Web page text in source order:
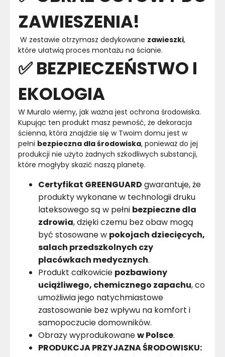
ZAWIESZENIA!
W zestawie otrzymasz dedykowane zawieszki,
które ułatwią proces montażu na ścianie.
✅ BEZPIECZEŃSTWO I
EKOLOGIA
W Muralo wiemy, jak ważna jest ochrona środowiska.
Kupując ten produkt masz pewność, że dekoracja
ścienna, która znajdzie się w Twoim domu jest w
pełni bezpieczna dla środowiska, ponieważ do jej
produkcji nie użyto żadnych szkodliwych substancji,
Certyfikat GREENGUARD gwarantuje, że
produkty wykonane w technologii druku
lateksowego są w pełni bezpieczne dla
zdrowia, dzięki czemu bez obaw mogą
być stosowane w pokojach dziecięcych,
salach przedszkolnych czy
placówkach medycznych.
Produkt całkowicie pozbawiony
uciążliwego, chemicznego zapachu, co
umożliwia jego natychmiastowe
zastosowanie bez wpływu na komfort i
samopoczucie domowników.
Obrazy wyprodukowanew Polsce.
PRODUKCJA PRZYJAZNA ŚRODOWISKU: